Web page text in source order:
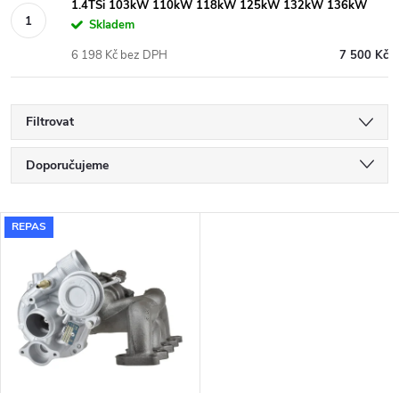
1.4TSi 103kW 110kW 118kW 125kW 132kW 136kW
Skladem
7 500 Kč
6 198 Kč bez DPH
Filtrovat
Ř
a
e
n
Doporučujeme
Nejdražší
Nejprodávanější
Abecedně
V
ý
p
REPAS